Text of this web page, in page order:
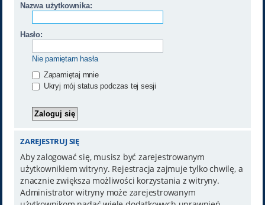
Nazwa użytkownika:
Hasło:
Nie pamiętam hasła
Zapamiętaj mnie
Ukryj mój status podczas tej sesji
ZAREJESTRUJ SIĘ
Aby zalogować się, musisz być zarejestrowanym
użytkownikiem witryny. Rejestracja zajmuje tylko chwilę, a
znacznie zwiększa możliwości korzystania z witryny.
Administrator witryny może zarejestrowanym